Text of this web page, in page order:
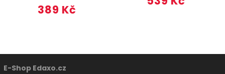
389 Kč
E-Shop Edaxo.cz